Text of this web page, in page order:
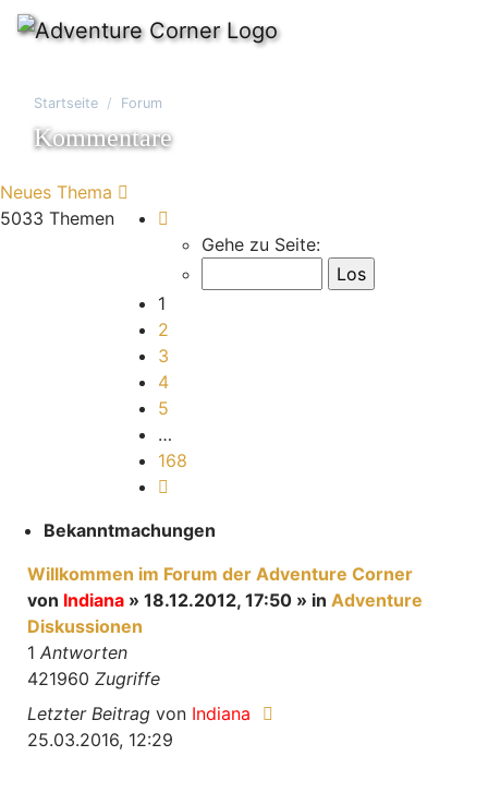
Startseite Forum
Kommentare
Neues Thema
5033 Themen
Gehe zu Seite:
1
2
3
4
5
…
168
Bekanntmachungen
Willkommen im Forum der Adventure Corner
von Indiana » 18.12.2012, 17:50 » in Adventure
Diskussionen
1 Antworten
421960 Zugriffe
Letzter Beitrag von Indiana
25.03.2016, 12:29